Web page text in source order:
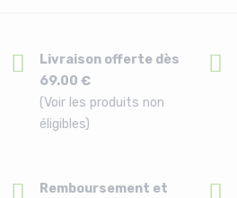
Livraison offerte dès
69.00 €
(Voir les produits non
éligibles)
Remboursement et